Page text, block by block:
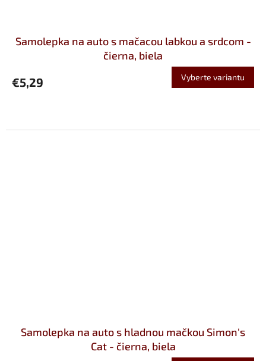
Samolepka na auto s mačacou labkou a srdcom -
čierna, biela
€5,29 Vyberte variantu
Samolepka na auto s hladnou mačkou Simon's
Cat - čierna, biela